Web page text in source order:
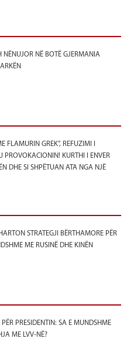
NËNUJOR NË BOTË GJERMANIA
FLAMURIN GREK”, REFUZIMI I
PROVOKACIONIN! KURTHI I ENVER
DHE SI SHPËTUAN ATA NGA NJË
STRATEGJI BËRTHAMORE PËR
ME RUSINË DHE KINËN
PËR PRESIDENTIN: SA E MUNDSHME
ME LVV-NË?